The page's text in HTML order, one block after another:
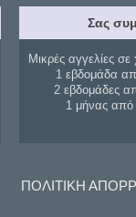
Σας
Μικρές αγγελίες σε
1 εβδομάδα
2 εβδομάδες
1 μήνας
ΠΟΛΙΤΙΚΗ